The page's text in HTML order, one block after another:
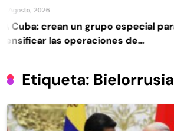
2026
Cuba: crean un grupo especial para
las operaciones de
Etiqueta: Bielorrusia